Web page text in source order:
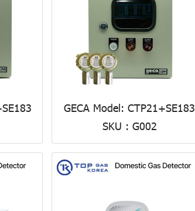
GECA Model: CTP21+SE183
SKU : G002